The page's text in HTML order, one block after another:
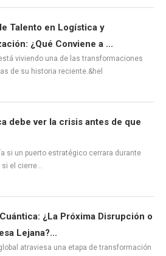
Talento en Logística y
¿Qué Conviene a ...
viviendo una de las transformaciones
de su historia reciente.&hel
debe ver la crisis antes de que
si un puerto estratégico cerrara durante
el cierre…
¿La Próxima Disrupción o
Lejana?...
atraviesa una etapa de transformación